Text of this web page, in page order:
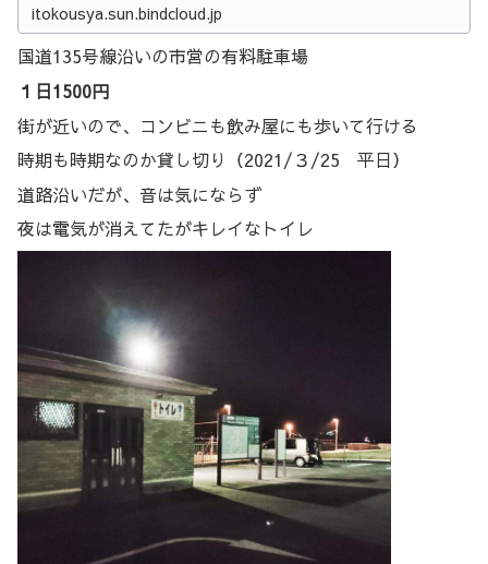
itokousya.sun.bindcloud.jp
国道135号線沿いの市営の有料駐車場
１日1500円
街が近いので、コンビニも飲み屋にも歩いて行ける
時期も時期なのか貸し切り（2021/３/25 平日）
道路沿いだが、音は気にならず
夜は電気が消えてたがキレイなトイレ